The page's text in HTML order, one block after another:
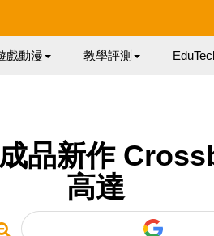
戲動漫 教學評測
品新作
高達